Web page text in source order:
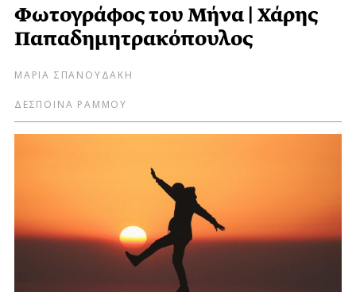
Φωτογράφος του Μήνα | Χάρης
Παπαδημητρακόπουλος
ΜΑΡΙΑ ΣΠΑΝΟΥΔΑΚΗ
ΔΕΣΠΟΙΝΑ ΡΑΜΜΟΥ